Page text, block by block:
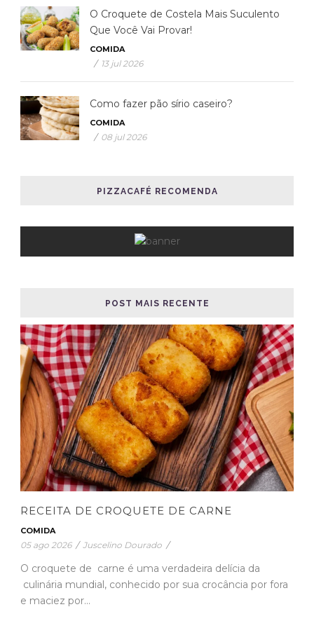
O Croquete de Costela Mais Suculento
Que Você Vai Provar!
COMIDA
/ 13 jul 2026
Como fazer pão sírio caseiro?
COMIDA
/ 08 jul 2026
PIZZACAFÉ RECOMENDA
POST MAIS RECENTE
RECEITA DE CROQUETE DE CARNE
COMIDA
05 ago 2026 / Juscelino Dourado /
O croquete de carne é uma verdadeira delícia da
culinária mundial, conhecido por sua crocância por fora
e maciez por...